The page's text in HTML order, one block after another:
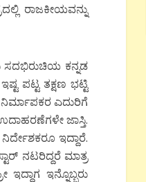
ರಾಜಕೀಯವನ್ನು
ಸದಭಿರುಚಿಯ ಕನ್ನಡ
ಪಟ್ಟ ತಕ್ಷಣ ಭಟ್ಟಿ
ಎದುರಿಗೆ
ಜಾಸ್ತಿ.
ಇದ್ದಾರೆ.
ನಟರಿದ್ದರೆ ಮಾತ್ರ
ಇನ್ನೊಬ್ಬರು